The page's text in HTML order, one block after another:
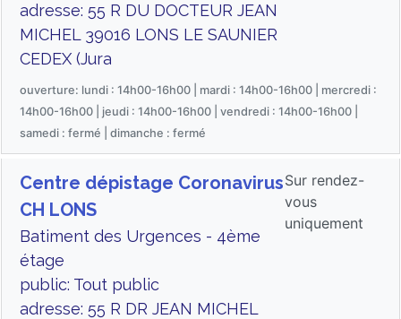
adresse: 55 R DU DOCTEUR JEAN
MICHEL 39016 LONS LE SAUNIER
CEDEX (Jura
ouverture: lundi : 14h00-16h00 | mardi : 14h00-16h00 | mercredi :
14h00-16h00 | jeudi : 14h00-16h00 | vendredi : 14h00-16h00 |
samedi : fermé | dimanche : fermé
Centre dépistage Coronavirus
CH LONS
Batiment des Urgences - 4ème
étage
public: Tout public
adresse: 55 R DR JEAN MICHEL
Sur rendez-
vous
uniquement